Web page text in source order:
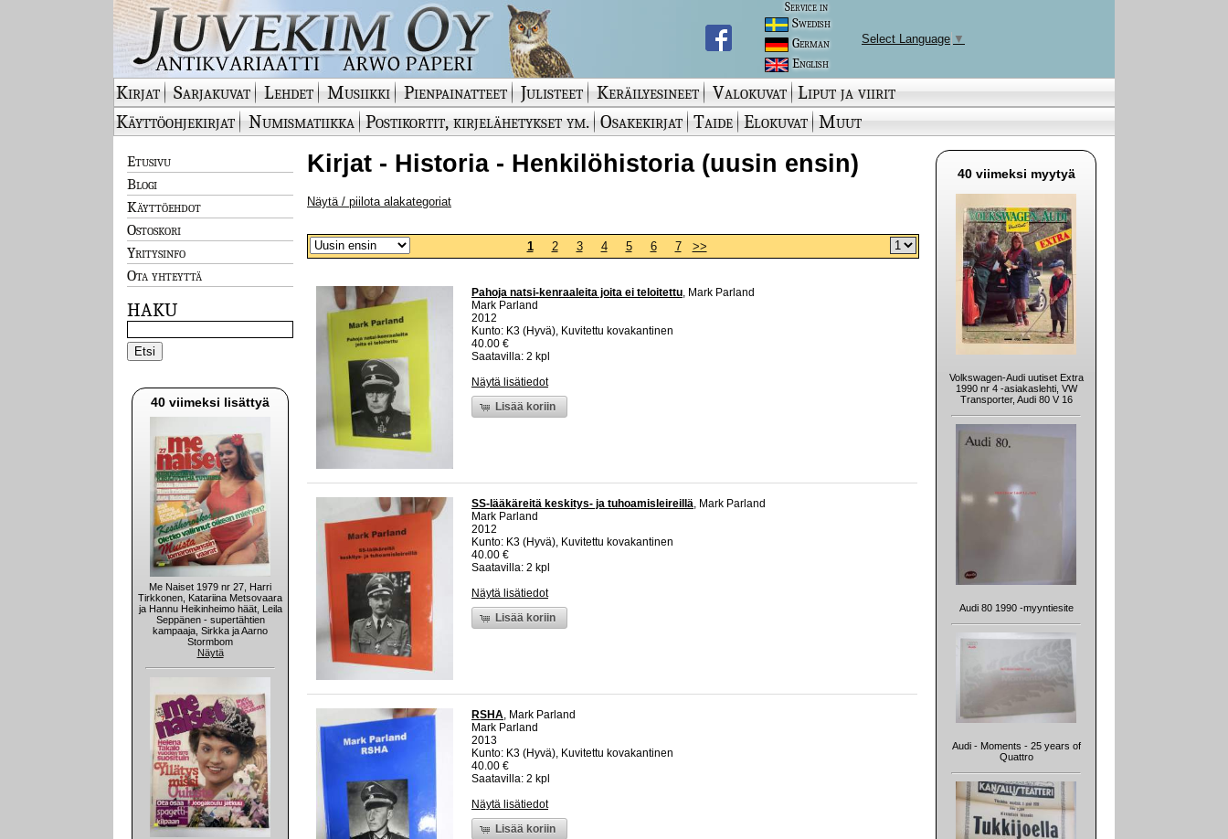
Service in
Swedish
German
English
Select Language ▼
Kirjat Sarjakuvat Lehdet Musiikki Pienpainatteet Julisteet Keräilyesineet Valokuvat Liput ja viirit
Käyttöohjekirjat
Numismatiikka Postikortit, kirjelähetykset ym. Osakekirjat Taide Elokuvat Muut
Etusivu
Blogi
Käyttöehdot
Ostoskori
Yritysinfo
Ota yhteyttä
HAKU
40 viimeksi lisättyä
Me Naiset 1979 nr 27, Harri
Tirkkonen, Katariina Metsovaara
ja Hannu Heikinheimo häät, Leila
Seppänen - supertähtien
kampaaja, Sirkka ja Aarno
Stormbom
Näytä
Kirjat - Historia - Henkilöhistoria (uusin ensin)
Näytä / piilota alakategoriat
1 2 3 4 5 6 7 >>
Pahoja natsi-kenraaleita joita ei teloitettu, Mark Parland
Mark Parland
2012
Kunto: K3 (Hyvä), Kuvitettu kovakantinen
40.00 €
Saatavilla: 2 kpl
Näytä lisätiedot
Lisää koriin
SS-lääkäreitä keskitys- ja tuhoamisleireillä, Mark Parland
Mark Parland
2012
Kunto: K3 (Hyvä), Kuvitettu kovakantinen
40.00 €
Saatavilla: 2 kpl
Näytä lisätiedot
Lisää koriin
RSHA, Mark Parland
Mark Parland
2013
Kunto: K3 (Hyvä), Kuvitettu kovakantinen
40.00 €
Saatavilla: 2 kpl
Näytä lisätiedot
Lisää koriin
40 viimeksi myytyä
Volkswagen-Audi uutiset Extra
1990 nr 4 -asiakaslehti, VW
Transporter, Audi 80 V 16
Audi 80 1990 -myyntiesite
Audi - Moments - 25 years of
Quattro